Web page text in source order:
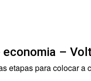
economia –
etapas para colocar a